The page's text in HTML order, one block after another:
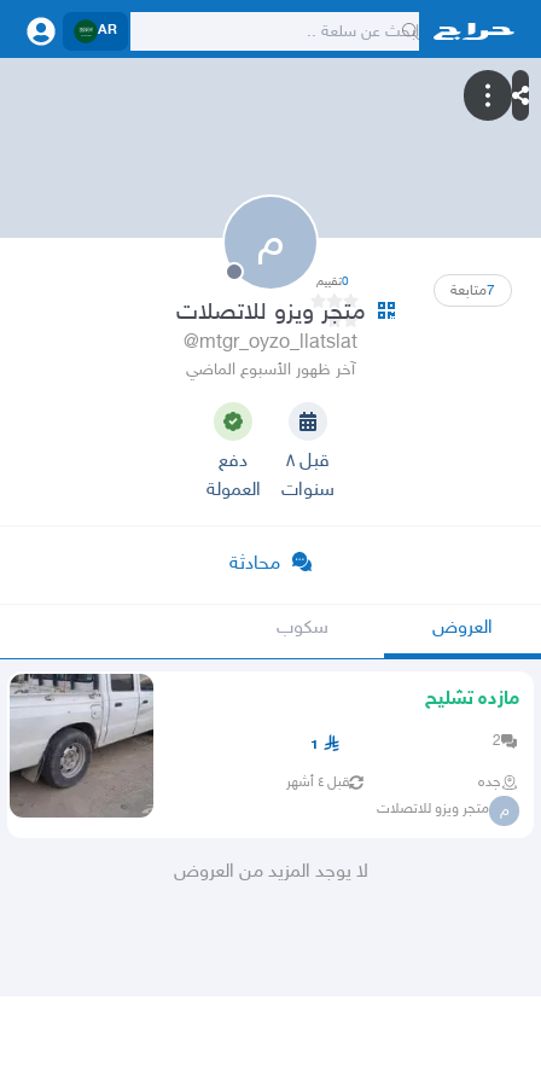
AR
م
7متابعة 0تقييم
متجر ويزو للاتصلات
@mtgr_oyzo_llatslat
آخر ظهور الأسبوع الماضي
قبل ٨
سنوات
دفع
العمولة
محادثة
العروض سكوب
مازده تشليح
2
1
جده قبل ٤ أشهر
م متجر ويزو للاتصلات
لا يوجد المزيد من العروض